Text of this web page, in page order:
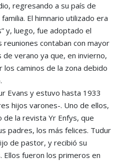
regresando a su país de
El himnario utilizado era
y, luego, fue adoptado el
reuniones contaban con mayor
verano ya que, en invierno,
caminos de la zona debido
Evans y estuvo hasta 1933
hijos varones-. Uno de ellos,
de la revista Yr Enfys, que
padres, los más felices. Tudur
de pastor, y recibió su
Ellos fueron los primeros en